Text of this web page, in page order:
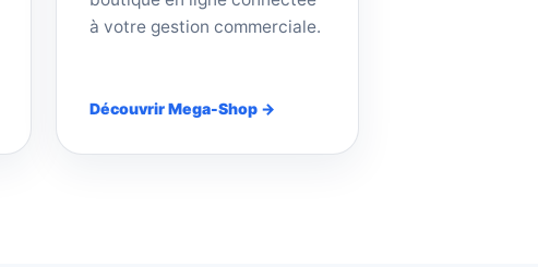
à votre gestion commerciale.
Découvrir Mega-Shop →